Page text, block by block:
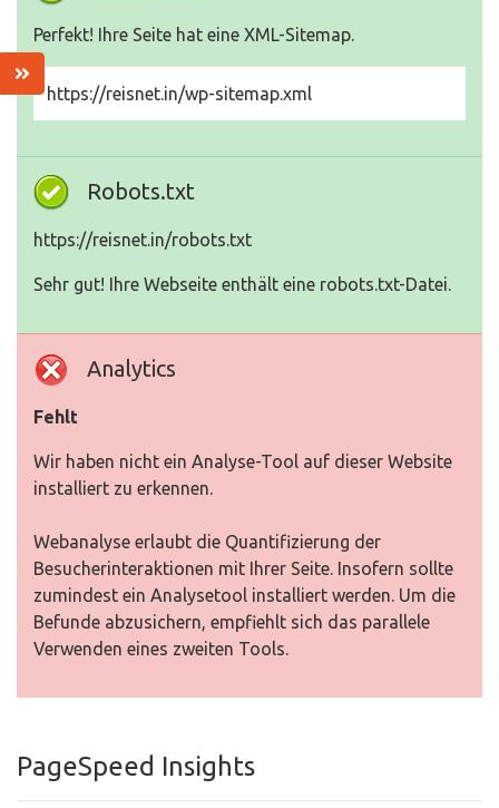
Perfekt! Ihre Seite hat eine XML-Sitemap.
https://reisnet.in/wp-sitemap.xml
Robots.txt
https://reisnet.in/robots.txt
Sehr gut! Ihre Webseite enthält eine robots.txt-Datei.
Analytics
Fehlt
Wir haben nicht ein Analyse-Tool auf dieser Website
installiert zu erkennen.
Webanalyse erlaubt die Quantifizierung der
Besucherinteraktionen mit Ihrer Seite. Insofern sollte
zumindest ein Analysetool installiert werden. Um die
Befunde abzusichern, empfiehlt sich das parallele
Verwenden eines zweiten Tools.
PageSpeed Insights